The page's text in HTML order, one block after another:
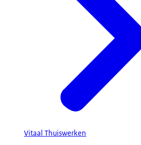
Vitaal Thuiswerken